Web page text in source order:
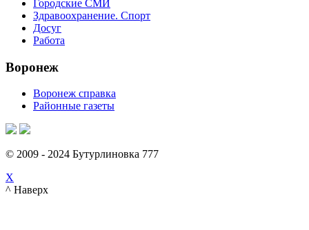
Городские СМИ
Здравоохранение. Спорт
Досуг
Работа
Воронеж
Воронеж справка
Районные газеты
© 2009 - 2024 Бутурлиновка 777
X
^ Наверх